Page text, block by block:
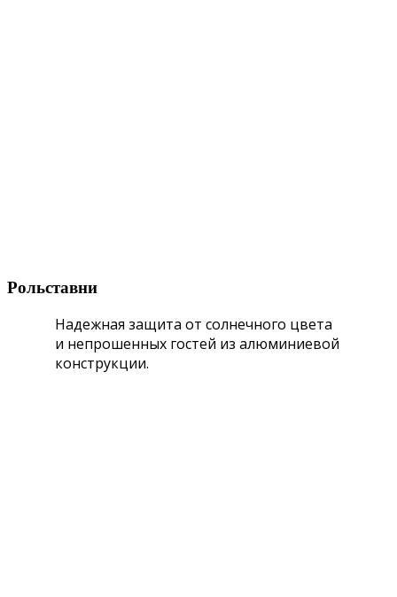
Рольставни
Надежная защита от солнечного цвета
и непрошенных гостей из алюминиевой
конструкции.